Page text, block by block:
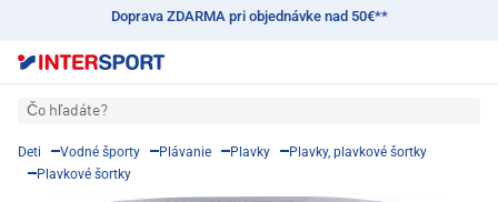
Doprava ZDARMA pri objednávke nad 50€**
Čo hľadáte?
Deti Vodné športy Plávanie Plavky
Plavky, plavkové šortky
Plavkové šortky